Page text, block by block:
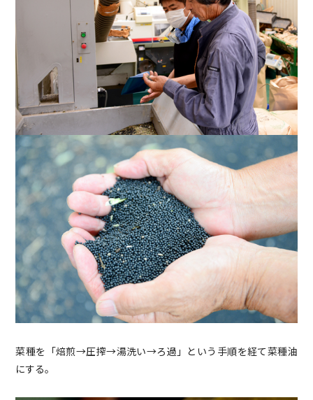
菜種を「焙煎→圧搾→湯洗い→ろ過」という手順を経て菜種油
にする。